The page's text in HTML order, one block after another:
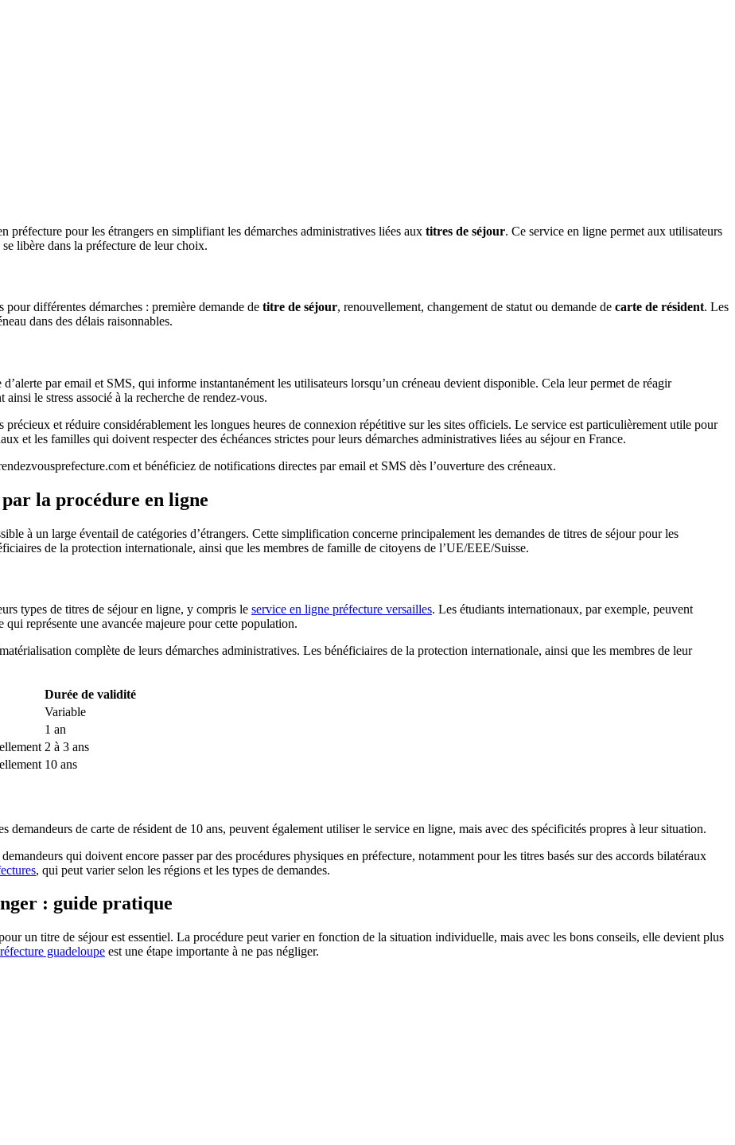
préfecture pour les étrangers en simplifiant les démarches administratives liées aux titres de séjour. Ce service en ligne permet aux utilisateurs
libère dans la préfecture de leur choix.
différentes démarches : première demande de titre de séjour, renouvellement, changement de statut ou demande de carte de résident. Les
dans des délais raisonnables.
par email et SMS, qui informe instantanément les utilisateurs lorsqu’un créneau devient disponible. Cela leur permet de réagir
le stress associé à la recherche de rendez-vous.
et réduire considérablement les longues heures de connexion répétitive sur les sites officiels. Le service est particulièrement utile pour
et les familles qui doivent respecter des échéances strictes pour leurs démarches administratives liées au séjour en France.
et bénéficiez de notifications directes par email et SMS dès l’ouverture des créneaux.
la procédure en ligne
à un large éventail de catégories d’étrangers. Cette simplification concerne principalement les demandes de titres de séjour pour les
de la protection internationale, ainsi que les membres de famille de citoyens de l’UE/EEE/Suisse.
types de titres de séjour en ligne, y compris le service en ligne préfecture versailles. Les étudiants internationaux, par exemple, peuvent
représente une avancée majeure pour cette population.
complète de leurs démarches administratives. Les bénéficiaires de la protection internationale, ainsi que les membres de leur
Durée de validité
Variable
1 an
2 à 3 ans
10 ans
demandeurs de carte de résident de 10 ans, peuvent également utiliser le service en ligne, mais avec des spécificités propres à leur situation.
qui doivent encore passer par des procédures physiques en préfecture, notamment pour les titres basés sur des accords bilatéraux
, qui peut varier selon les régions et les types de demandes.
: guide pratique
un titre de séjour est essentiel. La procédure peut varier en fonction de la situation individuelle, mais avec les bons conseils, elle devient plus
guadeloupe est une étape importante à ne pas négliger.